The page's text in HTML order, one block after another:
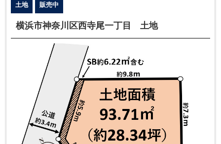
土地 販売中
横浜市神奈川区西寺尾一丁目 土地